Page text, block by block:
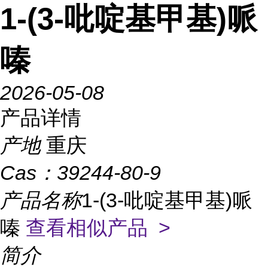
1-(3-吡啶基甲基)哌
嗪
2026-05-08
产品详情
产地 重庆
Cas： 39244-80-9
产品名称1-(3-吡啶基甲基)哌
嗪 查看相似产品 >
简介